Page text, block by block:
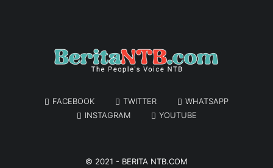
FACEBOOK TWITTER
WHATSAPP
INSTAGRAM
YOUTUBE
© 2021 - BERITA NTB.COM